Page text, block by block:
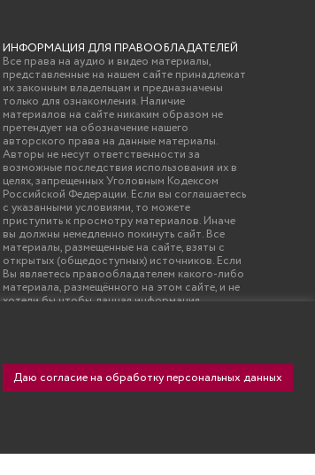
ИНФОРМАЦИЯ ДЛЯ ПРАВООБЛАДАТЕЛЕЙ
Все права на аудио и видео материалы,
представленные на нашем сайте принадлежат
их законным владельцам и предназначены
только для ознакомления. Наличие
материалов на сайте никаким образом не
претендует на обозначение нашего
авторского права на данные материалы.
Авторы не несут ответственности за
возможные последствия использования их в
целях, запрещенных Уголовным Кодексом
Российской Федерации. Если вы соглашаетесь
с указанными условиями, то можете
приступить к просмотру материалов. Иначе
вы должны немедленно покинуть сайт. Все
материалы, размещенные на сайте, взяты с
открытых (общедоступных) источников. Если
Вы являетесь правообладателем какого-либо
материала, размещённого на этом сайте, и не
хотели бы чтобы данная информация
прислали нам письмо (в электронном виде) с
E-mail официального почтового домена
компании правообладателя, в котором
Даю согласие на обработку персональных данных